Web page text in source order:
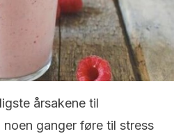
årsakene til
ganger føre til stress